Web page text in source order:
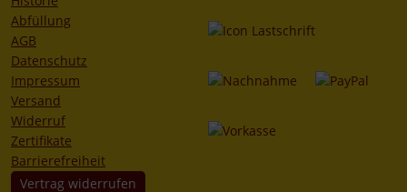
Abfüllung
AGB
Datenschutz
Impressum
Versand
Widerruf
Zertifikate
Barrierefreiheit
Vertrag widerrufen